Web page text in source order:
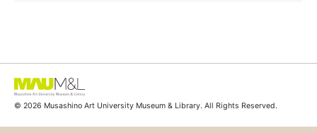
© 2026 Musashino Art University Museum & Library. All Rights Reserved.